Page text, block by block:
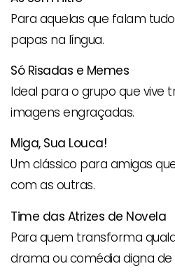
Para aquelas que falam
papas na língua.
Só Risadas e Memes
Ideal para o grupo que vive
imagens engraçadas.
Miga, Sua Louca!
Um clássico para amigas
com as outras.
Time das Atrizes de Novela
Para quem transforma
drama ou comédia digna de